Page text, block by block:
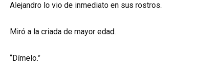
Alejandro lo vio de inmediato en sus rostros.
Miró a la criada de mayor edad.
“Dímelo.”